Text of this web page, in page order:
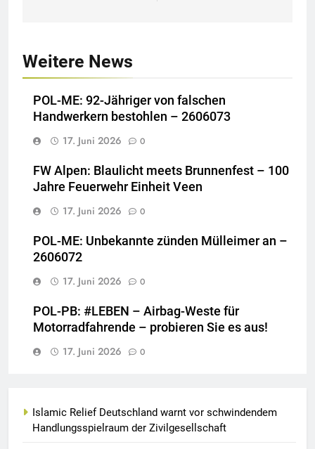
Weitere News
POL-ME: 92-Jähriger von falschen
Handwerkern bestohlen – 2606073
17. Juni 2026
0
FW Alpen: Blaulicht meets Brunnenfest – 100
Jahre Feuerwehr Einheit Veen
17. Juni 2026
0
POL-ME: Unbekannte zünden Mülleimer an –
2606072
17. Juni 2026
0
POL-PB: #LEBEN – Airbag-Weste für
Motorradfahrende – probieren Sie es aus!
17. Juni 2026
0
Islamic Relief Deutschland warnt vor schwindendem
Handlungsspielraum der Zivilgesellschaft